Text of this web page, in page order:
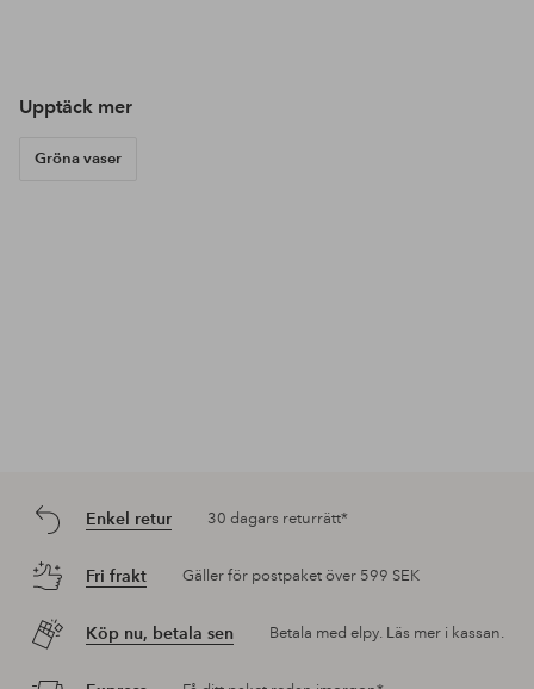
Upptäck mer
Gröna vaser
Enkel retur 30 dagars returrätt*
Fri frakt Gäller för postpaket över 599 SEK
Köp nu, betala sen Betala med elpy. Läs mer i kassan.